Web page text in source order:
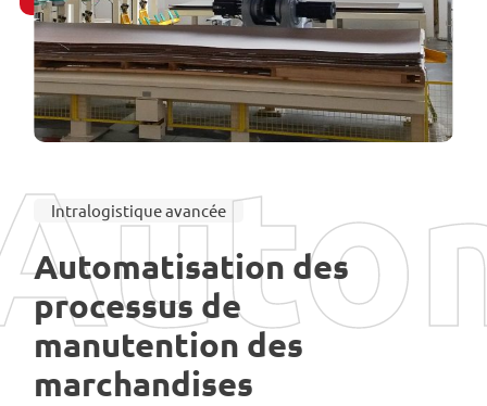
Intralogistique avancée
Automatisation des
processus de
manutention des
marchandises